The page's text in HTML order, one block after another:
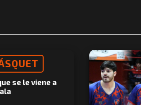
se le viene a